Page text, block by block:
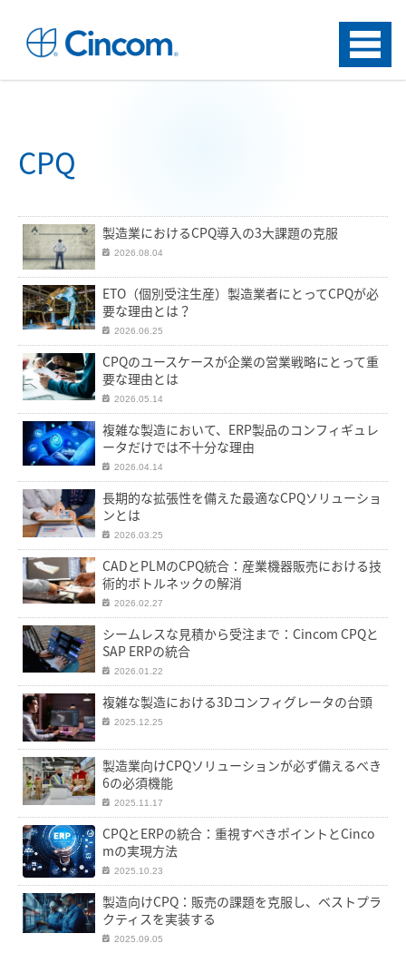
Menu
CPQ
製造業におけるCPQ導入の3大課題の克服
2026.08.04
ETO（個別受注生産）製造業者にとってCPQが必
要な理由とは？
2026.06.25
CPQのユースケースが企業の営業戦略にとって重
要な理由とは
2026.05.14
複雑な製造において、ERP製品のコンフィギュレ
ータだけでは不十分な理由
2026.04.14
長期的な拡張性を備えた最適なCPQソリューショ
ンとは
2026.03.25
CADとPLMのCPQ統合：産業機器販売における技
術的ボトルネックの解消
2026.02.27
シームレスな見積から受注まで：Cincom CPQと
SAP ERPの統合
2026.01.22
複雑な製造における3Dコンフィグレータの台頭
2025.12.25
製造業向けCPQソリューションが必ず備えるべき
6の必須機能
2025.11.17
CPQとERPの統合：重視すべきポイントとCinco
mの実現方法
2025.10.23
製造向けCPQ：販売の課題を克服し、ベストプラ
クティスを実装する
2025.09.05